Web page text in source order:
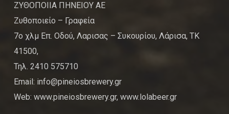
ΖΥΘΟΠΟΙΙΑ ΠΗΝΕΙΟΥ ΑΕ
Ζυθοποιείο – Γραφεία
7ο χλμ Επ. Οδού, Λαρισας – Συκουρίου, Λάρισα, ΤΚ
41500,
Τηλ. 2410 575710
Email: info@pineiosbrewery.gr
Web: www.pineiosbrewery.gr, www.lolabeer.gr